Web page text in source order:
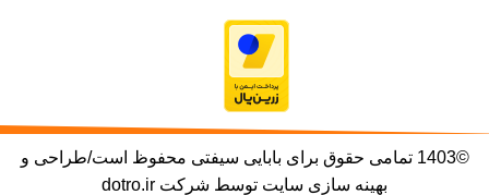
©1403 تمامی حقوق برای بابایی سیفتی محفوظ است/طراحی و
بهینه سازی سایت توسط شرکت dotro.ir